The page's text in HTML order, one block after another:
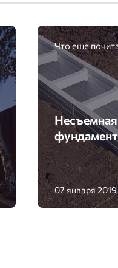
Что еще
07 января 2019